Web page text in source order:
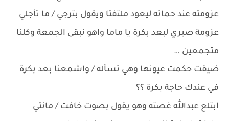
عزومته عند حماته ليعود ملتفتا ويقول بترجي / ما تأجلي
عزومة صبري لبعد بكرة يا ماما واهو نبقى الجمعة وكلنا
متجمعين …
ضيقت حكمت عيونها وهي تسأله / واشمعنا بعد بكرة
في عندك حاجة بكرة ؟؟
ابتلع عبدالله غصته وهو يقول بصوت خافت / مانتي